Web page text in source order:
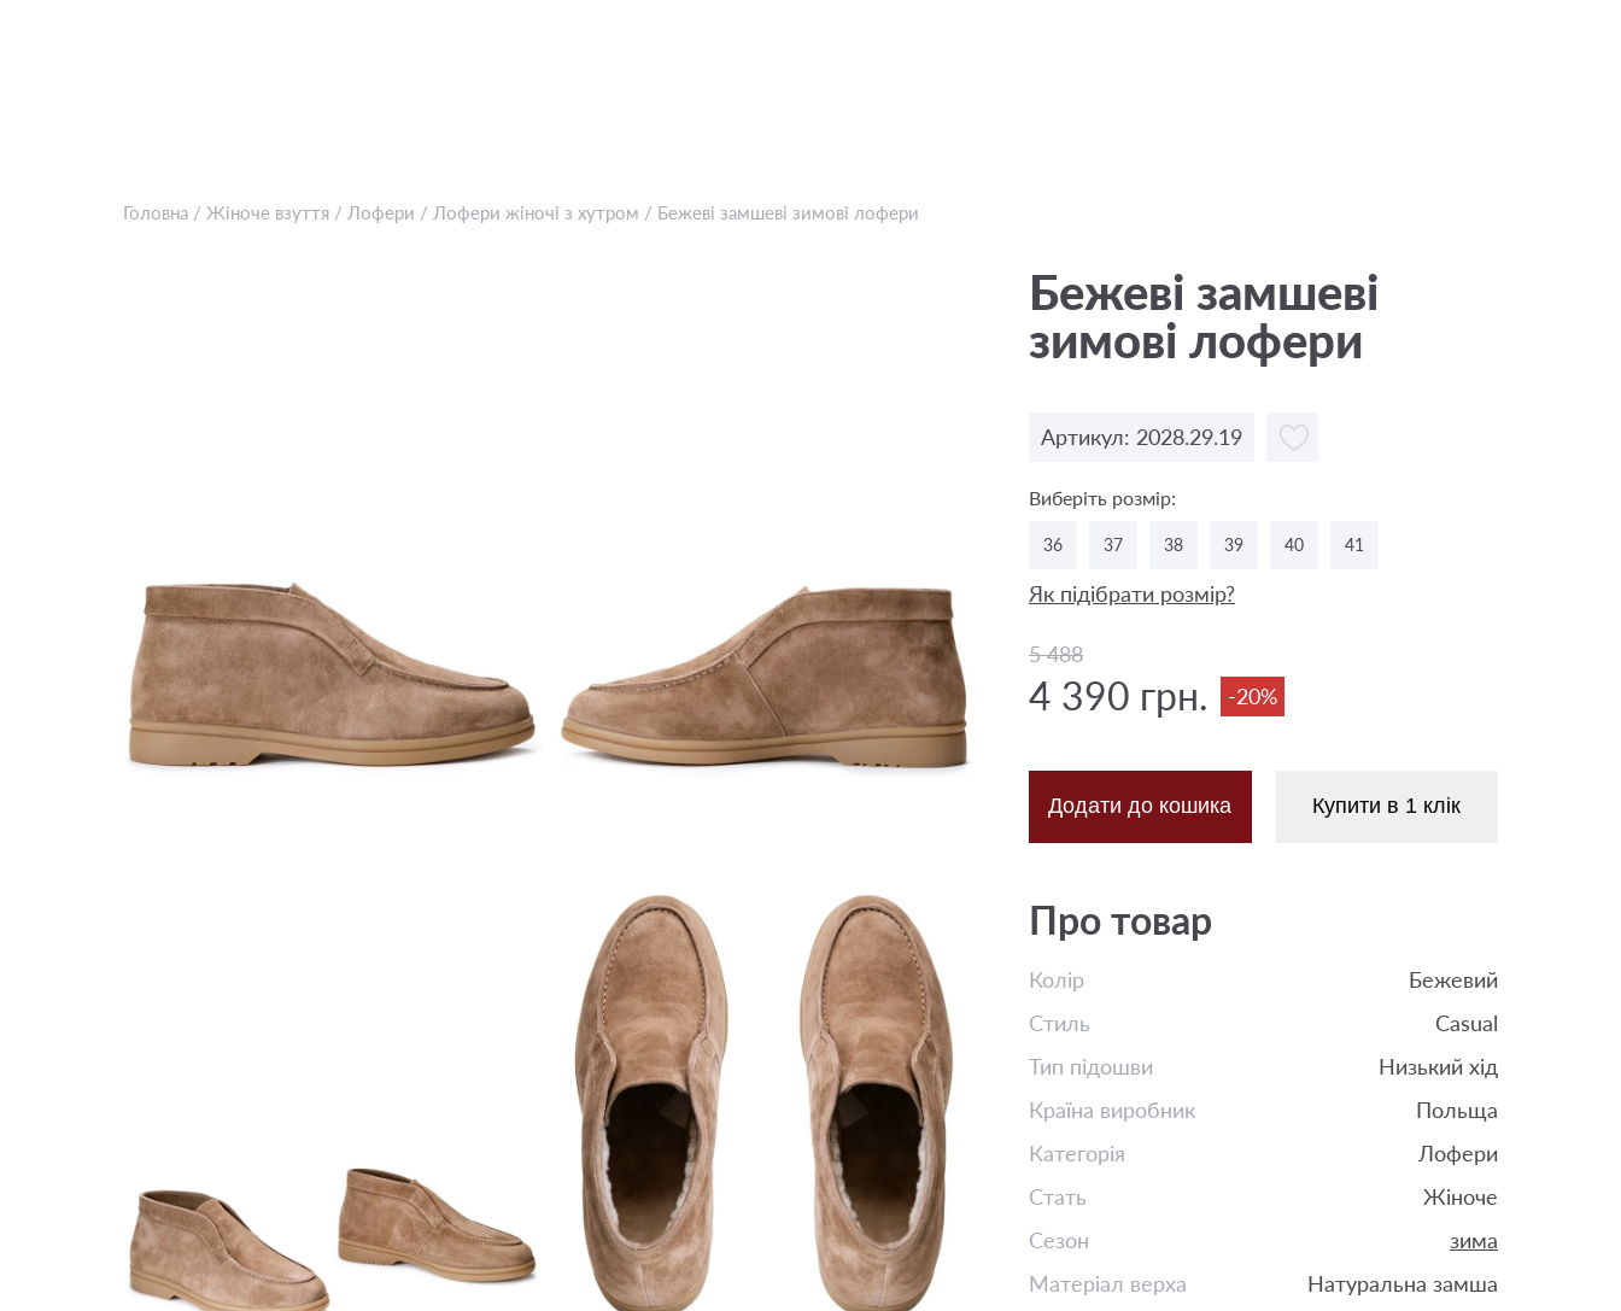
Головна / Жіноче взуття / Лофери / Лофери жіночі з хутром / Бежевi замшеві зимові лофери
Бежевi замшеві
зимові лофери
Артикул: 2028.29.19
Виберіть розмір:
36 37 38 39 40 41
Як підібрати розмір?
5 488
4 390 грн. -20%
Додати до кошика Купити в 1 клік
Про товар
Колір
Бежевий
Стиль
Casual
Тип підошви
Низький хід
Країна виробник
Польща
Категорія
Лофери
Стать
Жіноче
Сезон
зима
Матеріал верха
Натуральна замша